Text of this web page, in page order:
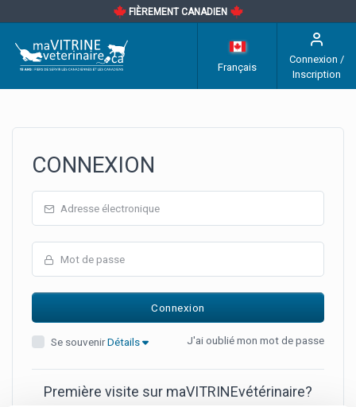
FIÈREMENT CANADIEN
Français
Connexion /
Inscription
CONNEXION
Se souvenirDétails J'ai oublié mon mot de passe
Première visite sur maVITRINEvétérinaire?